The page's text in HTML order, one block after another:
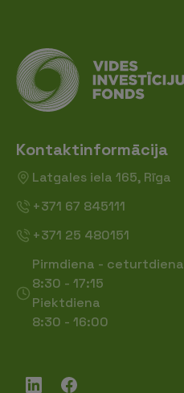
Kontaktinformācija
Latgales iela 165, Rīga
+371 67 845111
+371 25 480151
Pirmdiena - ceturtdiena
8:30 - 17:15
Piektdiena
8:30 - 16:00